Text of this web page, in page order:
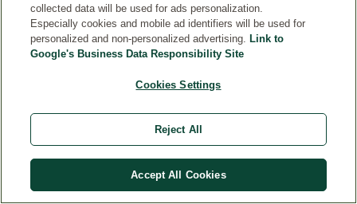
oli
s*
n
e
collected data will be used for ads personalization.
Especially cookies and mobile ad identifiers will be used for
personalized and non-personalized advertising. Link to
Google's Business Data Responsibility Site
Cookies Settings
Reject All
Accept All Cookies